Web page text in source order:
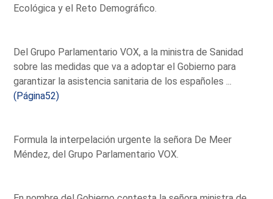
Ecológica y el Reto Demográfico.
Del Grupo Parlamentario VOX, a la ministra de Sanidad
sobre las medidas que va a adoptar el Gobierno para
garantizar la asistencia sanitaria de los españoles ...
(Página52)
Formula la interpelación urgente la señora De Meer
Méndez, del Grupo Parlamentario VOX.